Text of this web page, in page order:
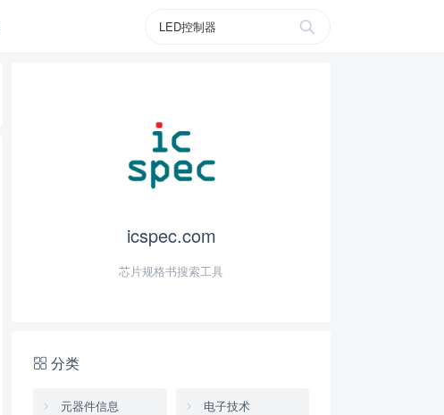
icspec.com
芯片规格书搜索工具
分类
元器件信息 电子技术